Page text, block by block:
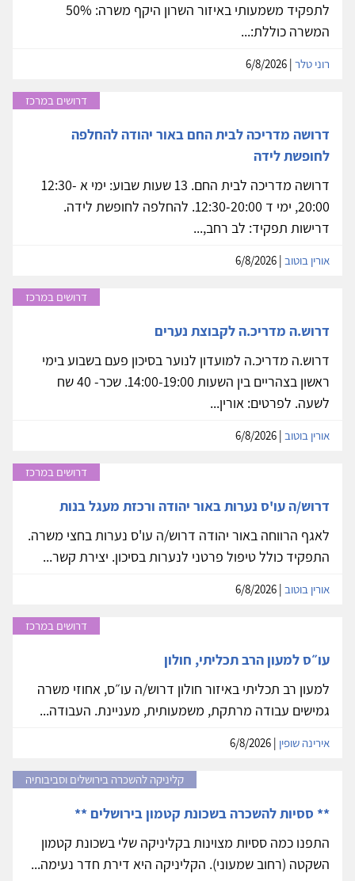
לתפקיד משמעותי באיזור השרון היקף משרה: 50%
המשרה כוללת:...
רוני טלר
דרושים במרכז
דרושה מדריכה לבית החם באור יהודה להחלפה
לחופשת לידה
דרושה מדריכה לבית החם. 13 שעות שבוע: ימי א 12:30-
20:00, ימי ד 12:30-20:00. להחלפה לחופשת לידה.
דרישות תפקיד: לב רחב,...
אורין בוטוב
דרושים במרכז
דרוש.ה מדריכ.ה לקבוצת נערים
דרוש.ה מדריכ.ה למועדון לנוער בסיכון פעם בשבוע בימי
ראשון בצהריים בין השעות 14:00-19:00. שכר- 40 שח
לשעה. לפרטים: אורין...
אורין בוטוב
דרושים במרכז
דרוש/ה עו'ס נערות באור יהודה ורכזת מעגל בנות
לאגף הרווחה באור יהודה דרוש/ה עו'ס נערות בחצי משרה.
התפקיד כולל טיפול פרטני לנערות בסיכון. יצירת קשר...
אורין בוטוב
דרושים במרכז
עו״ס למעון הרב תכליתי, חולון
למעון רב תכליתי באיזור חולון דרוש/ה עו״ס, אחוזי משרה
גמישים עבודה מרתקת, משמעותית, מעניינת. העבודה...
אירינה שופין
קליניקה להשכרה בירושלים וסביבותיה
** ססיות להשכרה בשכונת קטמון בירושלים **
התפנו כמה ססיות מצוינות בקליניקה שלי בשכונת קטמון
השקטה (רחוב שמעוני). הקליניקה היא דירת חדר נעימה...